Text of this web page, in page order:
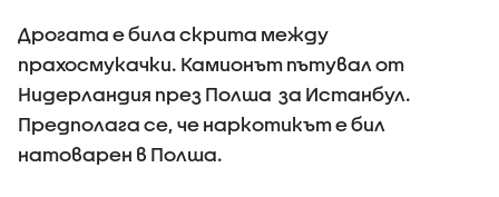
Дрогата е била скрита между
прахосмукачки. Камионът пътувал от
Нидерландия през Полша за Истанбул.
Предполага се, че наркотикът е бил
натоварен в Полша.